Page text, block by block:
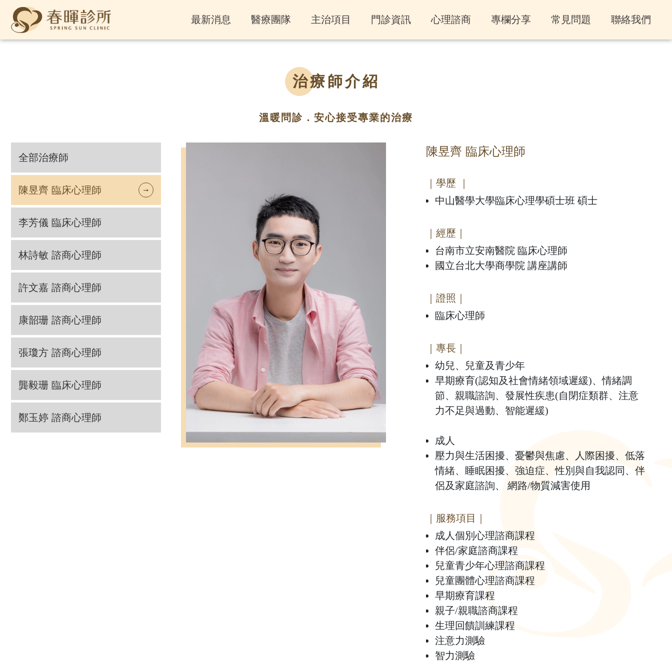
最新消息 醫療團隊 主治項目 門診資訊 心理諮商 專欄分享 常見問題 聯絡我們
治療師介紹
溫暖問診．安心接受專業的治療
全部治療師
陳昱齊 臨床心理師
李芳儀 臨床心理師
林詩敏 諮商心理師
許文嘉 諮商心理師
康韶珊 諮商心理師
張瓊方 諮商心理師
龔毅珊 臨床心理師
鄭玉婷 諮商心理師
陳昱齊 臨床心理師
｜學歷 ｜
中山醫學大學臨床心理學碩士班 碩士
｜經歷｜
台南市立安南醫院 臨床心理師
國立台北大學商學院 講座講師
｜證照｜
臨床心理師
｜專長｜
幼兒、兒童及青少年
早期療育(認知及社會情緒領域遲緩)、情緒調
節、親職諮詢、發展性疾患(自閉症類群、注意
力不足與過動、智能遲緩)
成人
壓力與生活困擾、憂鬱與焦慮、人際困擾、低落
情緒、睡眠困擾、強迫症、性別與自我認同、伴
侶及家庭諮詢、 網路/物質減害使用
｜服務項目｜
成人個別心理諮商課程
伴侶/家庭諮商課程
兒童青少年心理諮商課程
兒童團體心理諮商課程
早期療育課程
親子/親職諮商課程
生理回饋訓練課程
注意力測驗
智力測驗